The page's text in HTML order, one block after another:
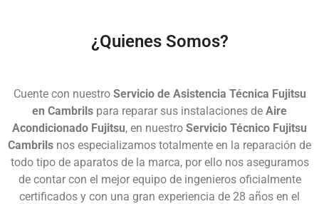
¿Quienes Somos?
Cuente con nuestro Servicio de Asistencia Técnica Fujitsu
en Cambrils para reparar sus instalaciones de Aire
Acondicionado Fujitsu, en nuestro Servicio Técnico Fujitsu
Cambrils nos especializamos totalmente en la reparación de
todo tipo de aparatos de la marca, por ello nos aseguramos
de contar con el mejor equipo de ingenieros oficialmente
certificados y con una gran experiencia de 28 años en el